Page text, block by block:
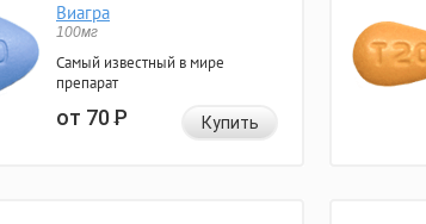
Виагра
100мг
Самый известный в мире
препарат
от 70Р Купить